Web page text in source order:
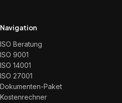
Navigation
ISO Beratung
ISO 9001
ISO 14001
ISO 27001
Dokumenten-Paket
Kostenrechner